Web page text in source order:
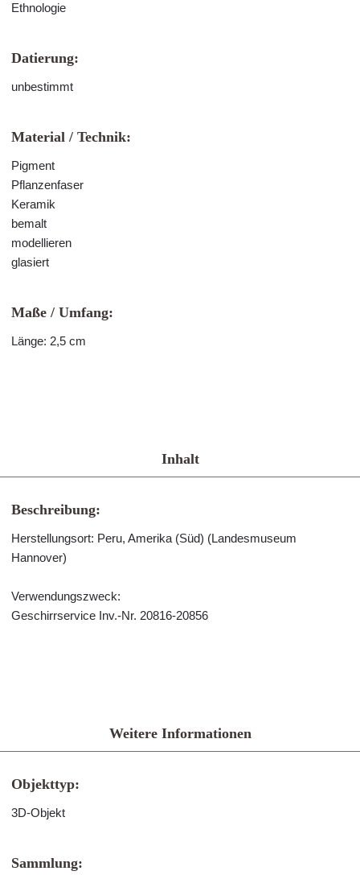
Ethnologie
Datierung:
unbestimmt
Material / Technik:
Pigment
Pflanzenfaser
Keramik
bemalt
modellieren
glasiert
Maße / Umfang:
Länge: 2,5 cm
Inhalt
Beschreibung:
Herstellungsort: Peru, Amerika (Süd) (Landesmuseum
Hannover)
Verwendungszweck:
Geschirrservice Inv.-Nr. 20816-20856
Weitere Informationen
Objekttyp:
3D-Objekt
Sammlung: